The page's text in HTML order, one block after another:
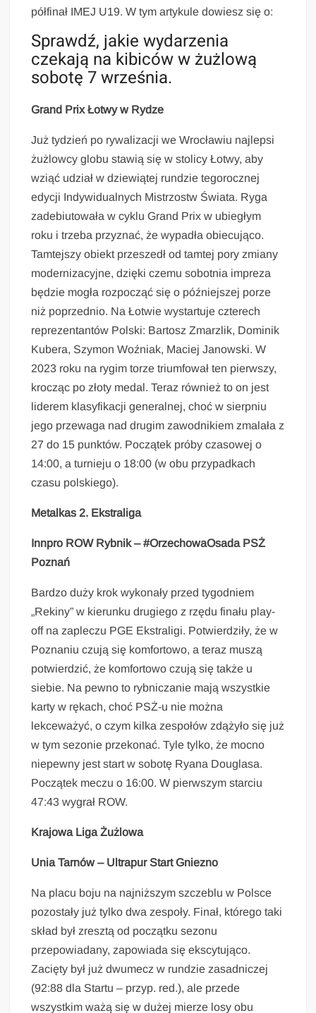
półfinał IMEJ U19. W tym artykule dowiesz się o:
Sprawdź, jakie wydarzenia
czekają na kibiców w żużlową
sobotę 7 września.
Grand Prix Łotwy w Rydze
Już tydzień po rywalizacji we Wrocławiu najlepsi
żużlowcy globu stawią się w stolicy Łotwy, aby
wziąć udział w dziewiątej rundzie tegorocznej
edycji Indywidualnych Mistrzostw Świata. Ryga
zadebiutowała w cyklu Grand Prix w ubiegłym
roku i trzeba przyznać, że wypadła obiecująco.
Tamtejszy obiekt przeszedł od tamtej pory zmiany
modernizacyjne, dzięki czemu sobotnia impreza
będzie mogła rozpocząć się o późniejszej porze
niż poprzednio. Na Łotwie wystartuje czterech
reprezentantów Polski: Bartosz Zmarzlik, Dominik
Kubera, Szymon Woźniak, Maciej Janowski. W
2023 roku na rygim torze triumfował ten pierwszy,
krocząc po złoty medal. Teraz również to on jest
liderem klasyfikacji generalnej, choć w sierpniu
jego przewaga nad drugim zawodnikiem zmalała z
27 do 15 punktów. Początek próby czasowej o
14:00, a turnieju o 18:00 (w obu przypadkach
czasu polskiego).
Metalkas 2. Ekstraliga
Innpro ROW Rybnik – #OrzechowaOsada PSŻ
Poznań
Bardzo duży krok wykonały przed tygodniem
„Rekiny” w kierunku drugiego z rzędu finału play-
off na zapleczu PGE Ekstraligi. Potwierdziły, że w
Poznaniu czują się komfortowo, a teraz muszą
potwierdzić, że komfortowo czują się także u
siebie. Na pewno to rybniczanie mają wszystkie
karty w rękach, choć PSŻ-u nie można
lekceważyć, o czym kilka zespołów zdążyło się już
w tym sezonie przekonać. Tyle tylko, że mocno
niepewny jest start w sobotę Ryana Douglasa.
Początek meczu o 16:00. W pierwszym starciu
47:43 wygrał ROW.
Krajowa Liga Żużlowa
Unia Tarnów – Ultrapur Start Gniezno
Na placu boju na najniższym szczeblu w Polsce
pozostały już tylko dwa zespoły. Finał, którego taki
skład był zresztą od początku sezonu
przepowiadany, zapowiada się ekscytująco.
Zacięty był już dwumecz w rundzie zasadniczej
(92:88 dla Startu – przyp. red.), ale przede
wszystkim ważą się w dużej mierze losy obu